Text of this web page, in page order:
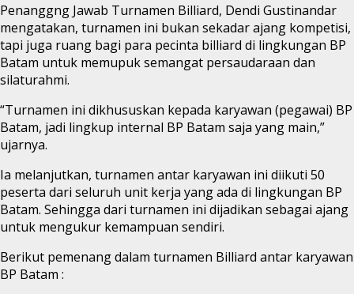
Penanggng Jawab Turnamen Billiard, Dendi Gustinandar
mengatakan, turnamen ini bukan sekadar ajang kompetisi,
tapi juga ruang bagi para pecinta billiard di lingkungan BP
Batam untuk memupuk semangat persaudaraan dan
silaturahmi.
“Turnamen ini dikhususkan kepada karyawan (pegawai) BP
Batam, jadi lingkup internal BP Batam saja yang main,”
ujarnya.
Ia melanjutkan, turnamen antar karyawan ini diikuti 50
peserta dari seluruh unit kerja yang ada di lingkungan BP
Batam. Sehingga dari turnamen ini dijadikan sebagai ajang
untuk mengukur kemampuan sendiri.
Berikut pemenang dalam turnamen Billiard antar karyawan
BP Batam :